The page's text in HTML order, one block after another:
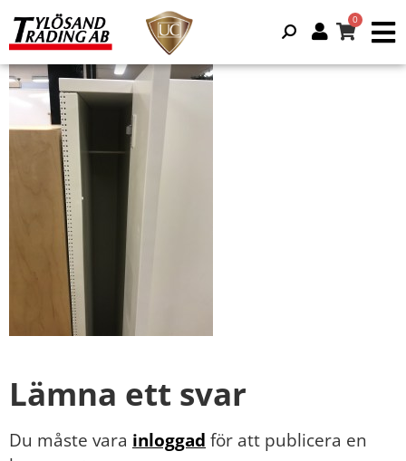
Lämna ett svar
Du måste vara inloggad för att publicera en